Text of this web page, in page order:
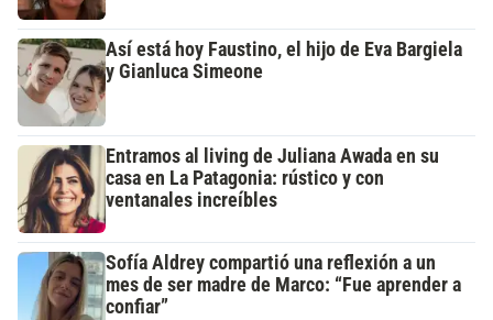
Así está hoy Faustino, el hijo de Eva Bargiela
y Gianluca Simeone
Entramos al living de Juliana Awada en su
casa en La Patagonia: rústico y con
ventanales increíbles
Sofía Aldrey compartió una reflexión a un
mes de ser madre de Marco: “Fue aprender a
confiar”